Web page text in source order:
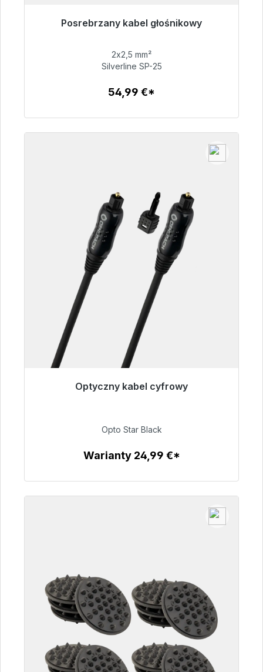
Posrebrzany kabel głośnikowy
Gotowy do natychmiastowej wysyłki, czas
54,99 €
2x2,5 mm²
Silverline SP-25
54,99 €*
Optyczny kabel cyfrowy
Gotowy do natychmiastowej wysyłki, czas
93,00 €
Opto Star Black
Warianty 24,99 €*